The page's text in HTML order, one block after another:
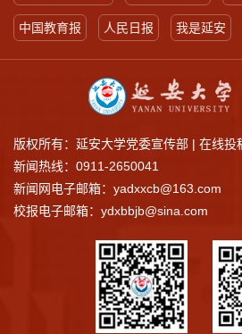
中国教育报 人民日报 我是延安
版权所有：延安大学党委宣传部 | 在线投
新闻热线：0911-2650041
新闻网电子邮箱：yadxxcb@163.com
校报电子邮箱：ydxbbjb@sina.com